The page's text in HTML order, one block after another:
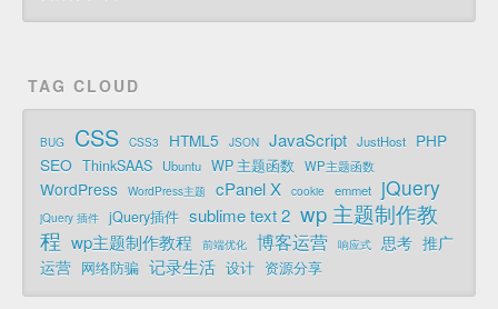
TAG CLOUD
BUG CSS CSS3 HTML5 JSON JavaScript JustHost
PHP
SEO ThinkSAAS Ubuntu WP 主题函数 WP主题函数
WordPress WordPress主题 cPanel X cookie emmet jQuery
jQuery 插件 jQuery插件 sublime text 2 wp 主题制作教
程 wp主题制作教程 前端优化 博客运营 响应式 思考 推广
运营 网络防骗 记录生活 设计 资源分享